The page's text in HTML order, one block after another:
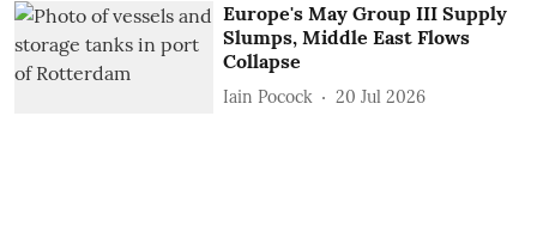
Europe's May Group III Supply
Slumps, Middle East Flows
Collapse
Iain Pocock 20 Jul 2026